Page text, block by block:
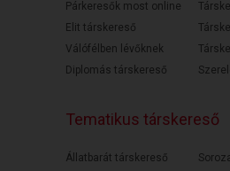
Párkeresők most online
Elit társkereső
Válófélben lévőknek
Diplomás társkereső
Tematikus társkereső
Állatbarát társkereső